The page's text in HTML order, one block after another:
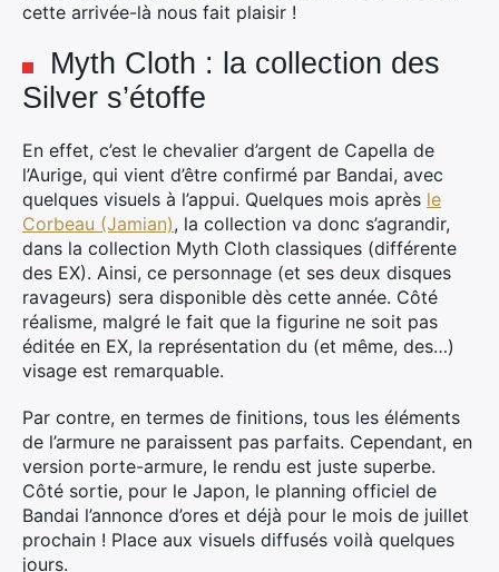
cette arrivée-là nous fait plaisir !
Myth Cloth : la collection des
Silver s’étoffe
En effet, c’est le chevalier d’argent de Capella de
l’Aurige, qui vient d’être confirmé par Bandai, avec
quelques visuels à l’appui. Quelques mois après le
Corbeau (Jamian), la collection va donc s’agrandir,
dans la collection Myth Cloth classiques (différente
des EX). Ainsi, ce personnage (et ses deux disques
ravageurs) sera disponible dès cette année. Côté
réalisme, malgré le fait que la figurine ne soit pas
éditée en EX, la représentation du (et même, des…)
visage est remarquable.
Par contre, en termes de finitions, tous les éléments
de l’armure ne paraissent pas parfaits. Cependant, en
version porte-armure, le rendu est juste superbe.
Côté sortie, pour le Japon, le planning officiel de
Bandai l’annonce d’ores et déjà pour le mois de juillet
prochain ! Place aux visuels diffusés voilà quelques
jours.